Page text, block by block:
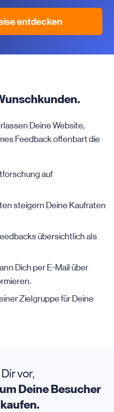
entdecken
Deine Website,
Feedback offenbart die
auf
steigern Deine Kaufraten
übersichtlich als
Dich per E-Mail über
Zielgruppe für Deine
vor,
Deine Besucher